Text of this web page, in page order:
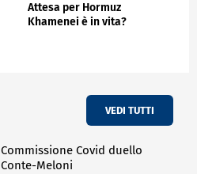
Attesa per Hormuz
Khamenei è in vita?
VEDI TUTTI
Commissione Covid duello
Conte-Meloni